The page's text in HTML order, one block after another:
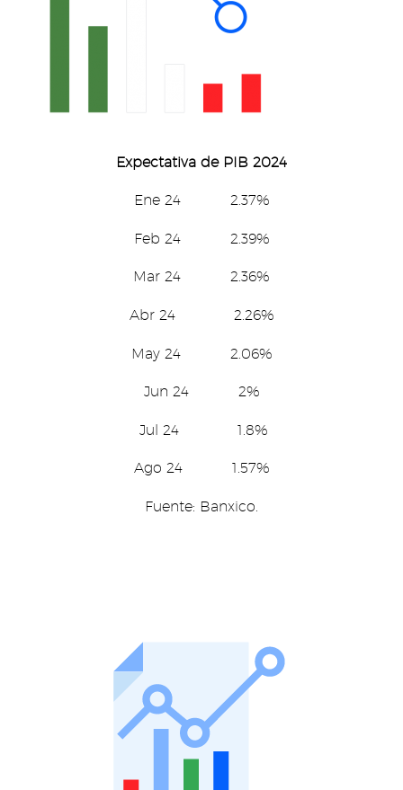
Expectativa de PIB 2024
Ene 24 2.37%
Feb 24 2.39%
Mar 24 2.36%
Abr 24 2.26%
May 24 2.06%
Jun 24 2%
Jul 24 1.8%
Ago 24 1.57%
Fuente: Banxico.